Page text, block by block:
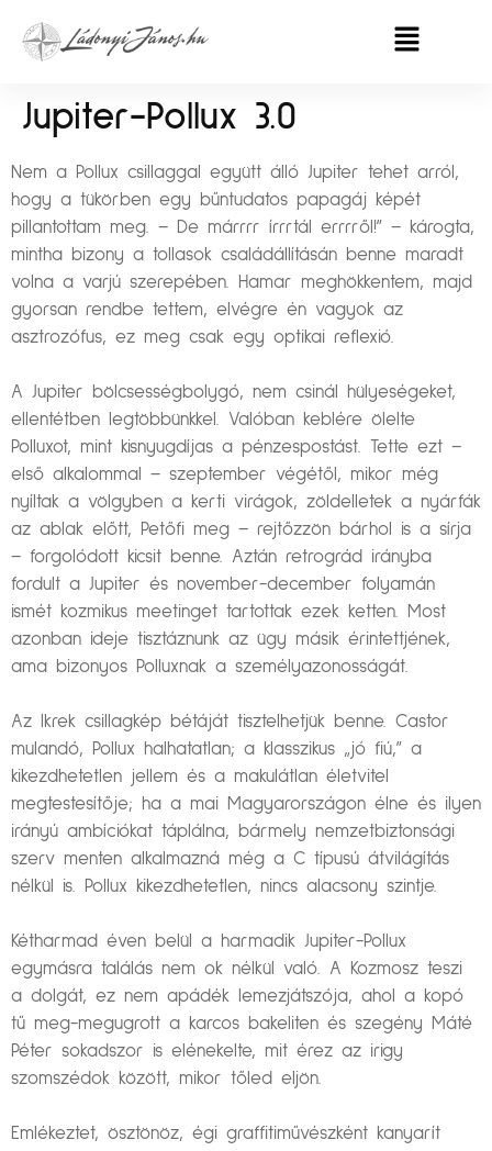
Jupiter-Pollux 3.0
Nem a Pollux csillaggal együtt álló Jupiter tehet arról,
hogy a tükörben egy bűntudatos papagáj képét
pillantottam meg. – De márrrr írrrtál errrről!” – károgta,
mintha bizony a tollasok családállításán benne maradt
volna a varjú szerepében. Hamar meghökkentem, majd
gyorsan rendbe tettem, elvégre én vagyok az
asztrozófus, ez meg csak egy optikai reflexió.
A Jupiter bölcsességbolygó, nem csinál hülyeségeket,
ellentétben legtöbbünkkel. Valóban keblére ölelte
Polluxot, mint kisnyugdíjas a pénzespostást. Tette ezt –
első alkalommal – szeptember végétől, mikor még
nyíltak a völgyben a kerti virágok, zöldelletek a nyárfák
az ablak előtt, Petőfi meg – rejtőzzön bárhol is a sírja
– forgolódott kicsit benne. Aztán retrográd irányba
fordult a Jupiter és november-december folyamán
ismét kozmikus meetinget tartottak ezek ketten. Most
azonban ideje tisztáznunk az ügy másik érintettjének,
ama bizonyos Polluxnak a személyazonosságát.
Az Ikrek csillagkép bétáját tisztelhetjük benne. Castor
mulandó, Pollux halhatatlan; a klasszikus „jó fiú,” a
kikezdhetetlen jellem és a makulátlan életvitel
megtestesítője; ha a mai Magyarországon élne és ilyen
irányú ambíciókat táplálna, bármely nemzetbiztonsági
szerv menten alkalmazná még a C típusú átvilágítás
nélkül is. Pollux kikezdhetetlen, nincs alacsony szintje.
Kétharmad éven belül a harmadik Jupiter-Pollux
egymásra találás nem ok nélkül való. A Kozmosz teszi
a dolgát, ez nem apádék lemezjátszója, ahol a kopó
tű meg-megugrott a karcos bakeliten és szegény Máté
Péter sokadszor is elénekelte, mit érez az irigy
szomszédok között, mikor tőled eljön.
Emlékeztet, ösztönöz, égi graffitiművészként kanyarít